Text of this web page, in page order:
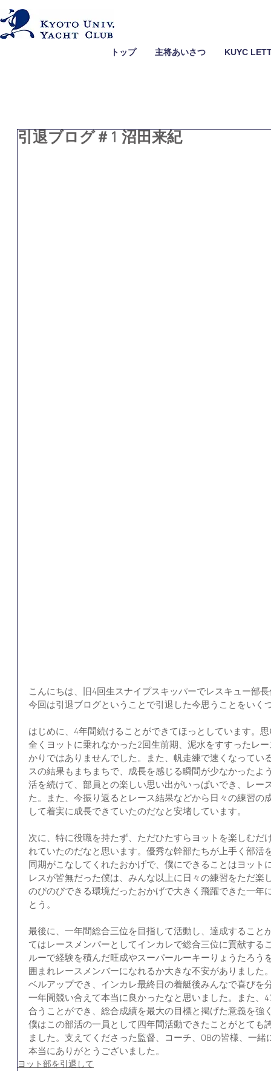
トップ 主将あいさつ KUYC
引退ブログ＃1 沼田来紀
こんにちは、旧4回生スナイプスキッパーでレスキュー部
今回は引退ブログということで引退した今思うことをいく
はじめに、4年間続けることができてほっとしています。
全くヨットに乗れなかった2回生前期、泥水をすすったレ
かりではありませんでした。また、帆走練で速くなってい
スの結果もまちまちで、成長を感じる瞬間が少なかったよ
活を続けて、部員との楽しい思い出がいっぱいでき、レー
た。また、今振り返るとレース結果などから日々の練習の
して着実に成長できていたのだなと安堵しています。
次に、特に役職を持たず、ただひたすらヨットを楽しむだ
れていたのだなと思います。優秀な幹部たちが上手く部活
同期がこなしてくれたおかげで、僕にできることはヨット
レスが皆無だった僕は、みんな以上に日々の練習をただ楽
のびのびできる環境だったおかげで大きく飛躍できた一年
とう。
最後に、一年間総合三位を目指して活動し、達成すること
てはレースメンバーとしてインカレで総合三位に貢献する
ルーで経験を積んだ旺成やスーパールーキーりょうたろう
囲まれレースメンバーになれるか大きな不安がありました
ベルアップでき、インカレ最終日の着艇後みんなで喜びを
一年間競い合えて本当に良かったなと思いました。また、
合うことができ、総合成績を最大の目標と掲げた意義を強
僕はこの部活の一員として四年間活動できたことがとても
ました。支えてくださった監督、コーチ、OBの皆様、一
本当にありがとうございました。
ヨット部を引退して